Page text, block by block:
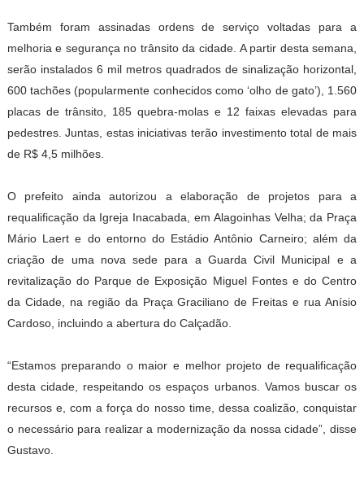
Também foram assinadas ordens de serviço voltadas para a
melhoria e segurança no trânsito da cidade. A partir desta semana,
serão instalados 6 mil metros quadrados de sinalização horizontal,
600 tachões (popularmente conhecidos como ‘olho de gato’), 1.560
placas de trânsito, 185 quebra-molas e 12 faixas elevadas para
pedestres. Juntas, estas iniciativas terão investimento total de mais
de R$ 4,5 milhões.
O prefeito ainda autorizou a elaboração de projetos para a
requalificação da Igreja Inacabada, em Alagoinhas Velha; da Praça
Mário Laert e do entorno do Estádio Antônio Carneiro; além da
criação de uma nova sede para a Guarda Civil Municipal e a
revitalização do Parque de Exposição Miguel Fontes e do Centro
da Cidade, na região da Praça Graciliano de Freitas e rua Anísio
Cardoso, incluindo a abertura do Calçadão.
“Estamos preparando o maior e melhor projeto de requalificação
desta cidade, respeitando os espaços urbanos. Vamos buscar os
recursos e, com a força do nosso time, dessa coalizão, conquistar
o necessário para realizar a modernização da nossa cidade”, disse
Gustavo.